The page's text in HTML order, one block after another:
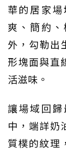
華的居家
爽、簡約
外，勾勒出
形塊面與直
活滋味。
讓場域回
中，端詳奶
質樸的紋理